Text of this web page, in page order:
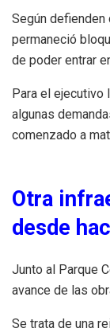
Según
permaneció
de poder entrar
Para el
algunas
comenzado a
Otra
desde
Junto al Parque
avance de las
Se trata de una